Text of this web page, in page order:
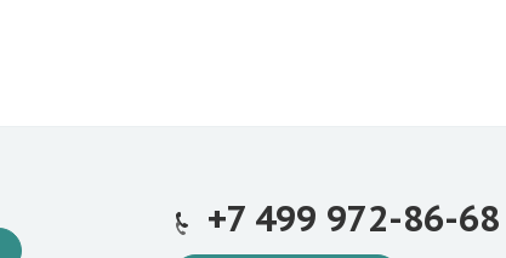
+7 499 972-86-68